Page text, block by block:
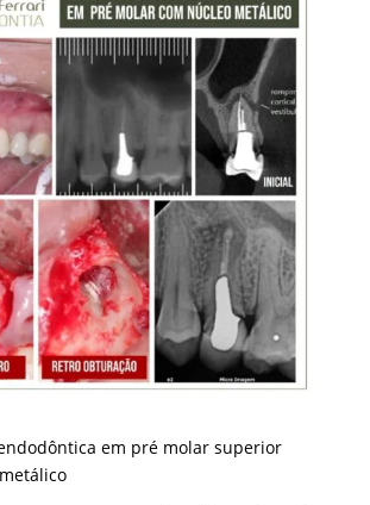
em pré molar superior